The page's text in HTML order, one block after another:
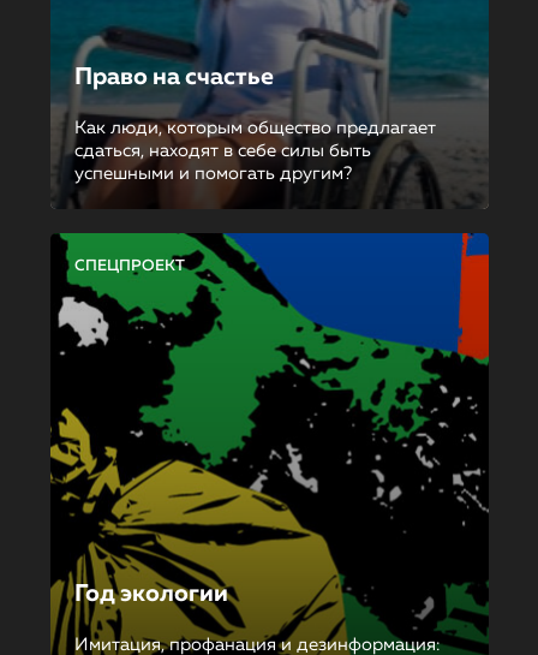
Право на счастье
Как люди, которым общество предлагает
сдаться, находят в себе силы быть
успешными и помогать другим?
СПЕЦПРОЕКТ
Год экологии
Имитация, профанация и дезинформация: